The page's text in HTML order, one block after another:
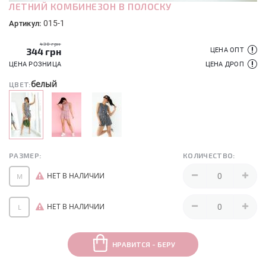
ЛЕТНИЙ КОМБИНЕЗОН В ПОЛОСКУ
Артикул: 015-1
430 грн
344 грн
ЦЕНА РОЗНИЦА
ЦЕНА ОПТ
ЦЕНА ДРОП
ЦВЕТ:белый
РАЗМЕР: КОЛИЧЕСТВО:
M НЕТ В НАЛИЧИИ
L НЕТ В НАЛИЧИИ
НРАВИТСЯ - БЕРУ